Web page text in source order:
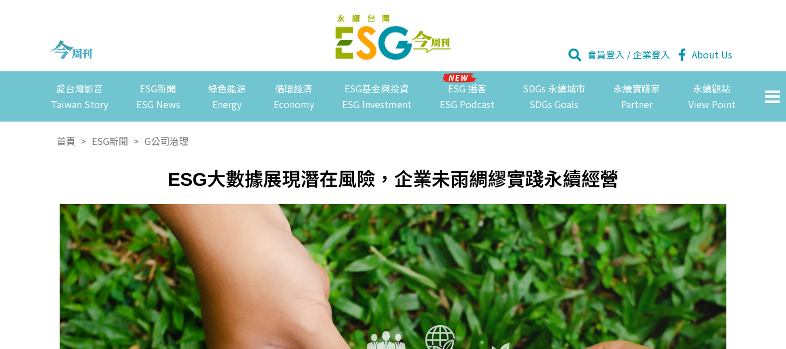
會員登入 /企業登入 About Us
愛台灣影音
Taiwan Story
ESG新聞
ESG News
綠色能源
Energy
循環經濟
Economy
ESG基金與投資
ESG Investment
ESG 播客
ESG Podcast
SDGs 永續城市
SDGs Goals
永續實踐家
Partner
永續觀點
View Point
首頁 > ESG新聞 > G公司治理
ESG大數據展現潛在風險，企業未雨綢繆實踐永續經營